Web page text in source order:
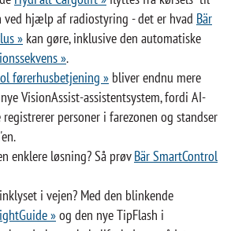
ved hjælp af radiostyring - det er hvad Bär
» kan gøre, inklusive den automatiske
».
førerhusbetjening » bliver endnu mere
VisionAssist-assistentsystem, fordi AI-
registrerer personer i farezonen og standser
enklere løsning? Så prøvBär SmartControl
i vejen? Med den blinkende
»og den nye TipFlash i